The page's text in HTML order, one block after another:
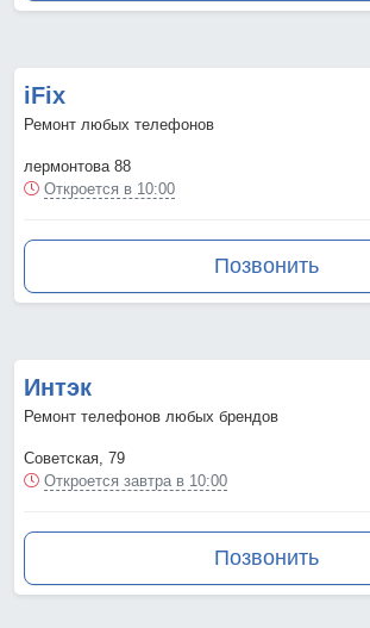
iFix
Ремонт любых телефонов
лермонтова 88
Откроется в 10:00
Позвонить
Интэк
Ремонт телефонов любых брендов
Советская, 79
Откроется завтра в 10:00
Позвонить